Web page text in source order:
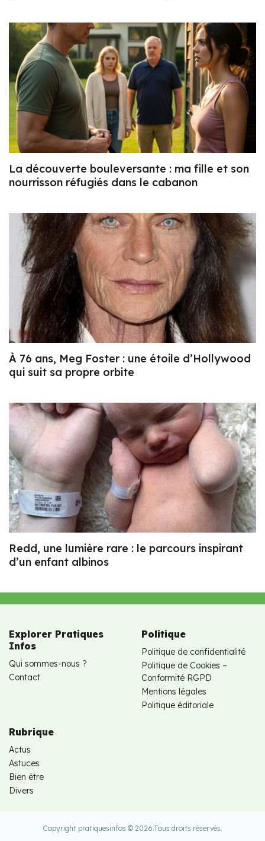
La découverte bouleversante : ma fille et son
nourrisson réfugiés dans le cabanon
À 76 ans, Meg Foster : une étoile d’Hollywood
qui suit sa propre orbite
Redd, une lumière rare : le parcours inspirant
d’un enfant albinos
Explorer Pratiques
Infos
Qui sommes-nous ?
Contact
Politique
Politique de confidentialité
Politique de Cookies –
Conformité RGPD
Mentions légales
Politique éditoriale
Rubrique
Actus
Astuces
Bien être
Divers
Copyright pratiquesinfos © 2026.Tous droits réservés.